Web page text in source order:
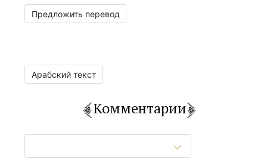
Предложить перевод
Арабский текст
Комментарии